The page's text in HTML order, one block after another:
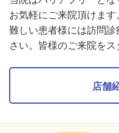
お気軽にご来院頂けま
難しい患者様には訪問
さい。皆様のご来院をス
店舗